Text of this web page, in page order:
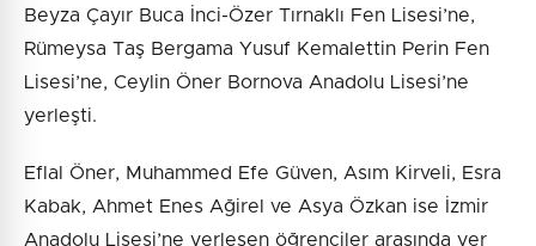
Beyza Çayır Buca İnci-Özer Tırnaklı Fen Lisesi’ne,
Rümeysa Taş Bergama Yusuf Kemalettin Perin Fen
Lisesi’ne, Ceylin Öner Bornova Anadolu Lisesi’ne
yerleşti.
Eflal Öner, Muhammed Efe Güven, Asım Kirveli, Esra
Kabak, Ahmet Enes Ağirel ve Asya Özkan ise İzmir
Anadolu Lisesi’ne yerleşen öğrenciler arasında yer